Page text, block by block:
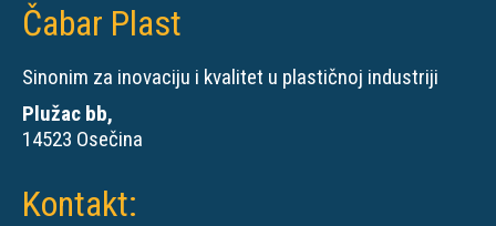
Čabar Plast
Sinonim za inovaciju i kvalitet u plastičnoj industriji
Plužac bb,
14523 Osečina
Kontakt: